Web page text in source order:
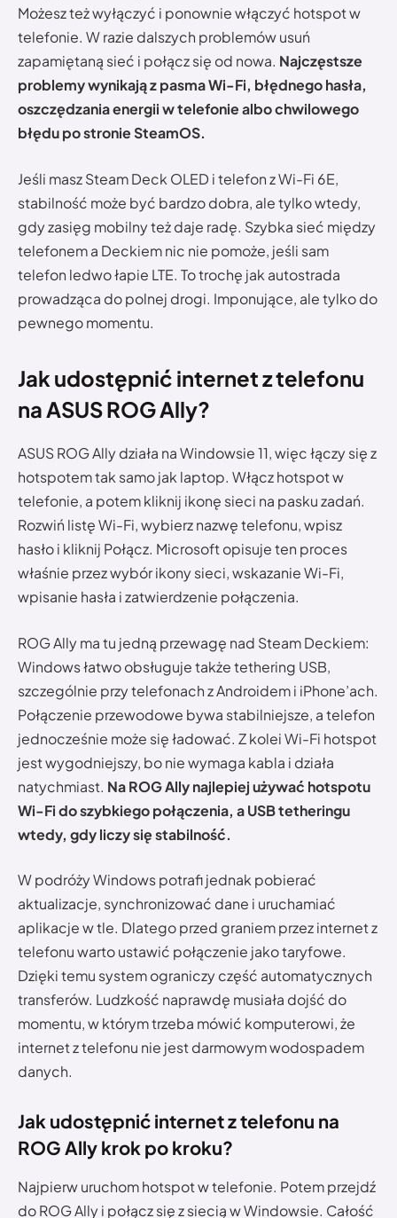
Możesz też wyłączyć i ponownie włączyć hotspot w
telefonie. W razie dalszych problemów usuń
zapamiętaną sieć i połącz się od nowa. Najczęstsze
problemy wynikają z pasma Wi-Fi, błędnego hasła,
oszczędzania energii w telefonie albo chwilowego
błędu po stronie SteamOS.
Jeśli masz Steam Deck OLED i telefon z Wi-Fi 6E,
stabilność może być bardzo dobra, ale tylko wtedy,
gdy zasięg mobilny też daje radę. Szybka sieć między
telefonem a Deckiem nic nie pomoże, jeśli sam
telefon ledwo łapie LTE. To trochę jak autostrada
prowadząca do polnej drogi. Imponujące, ale tylko do
pewnego momentu.
Jak udostępnić internet z telefonu
na ASUS ROG Ally?
ASUS ROG Ally działa na Windowsie 11, więc łączy się z
hotspotem tak samo jak laptop. Włącz hotspot w
telefonie, a potem kliknij ikonę sieci na pasku zadań.
Rozwiń listę Wi-Fi, wybierz nazwę telefonu, wpisz
hasło i kliknij Połącz. Microsoft opisuje ten proces
właśnie przez wybór ikony sieci, wskazanie Wi-Fi,
wpisanie hasła i zatwierdzenie połączenia.
ROG Ally ma tu jedną przewagę nad Steam Deckiem:
Windows łatwo obsługuje także tethering USB,
szczególnie przy telefonach z Androidem i iPhone’ach.
Połączenie przewodowe bywa stabilniejsze, a telefon
jednocześnie może się ładować. Z kolei Wi-Fi hotspot
jest wygodniejszy, bo nie wymaga kabla i działa
natychmiast. Na ROG Ally najlepiej używać hotspotu
Wi-Fi do szybkiego połączenia, a USB tetheringu
wtedy, gdy liczy się stabilność.
W podróży Windows potrafi jednak pobierać
aktualizacje, synchronizować dane i uruchamiać
aplikacje w tle. Dlatego przed graniem przez internet z
telefonu warto ustawić połączenie jako taryfowe.
Dzięki temu system ograniczy część automatycznych
transferów. Ludzkość naprawdę musiała dojść do
momentu, w którym trzeba mówić komputerowi, że
internet z telefonu nie jest darmowym wodospadem
danych.
Jak udostępnić internet z telefonu na
ROG Ally krok po kroku?
Najpierw uruchom hotspot w telefonie. Potem przejdź
do ROG Ally i połącz się z siecią w Windowsie. Całość